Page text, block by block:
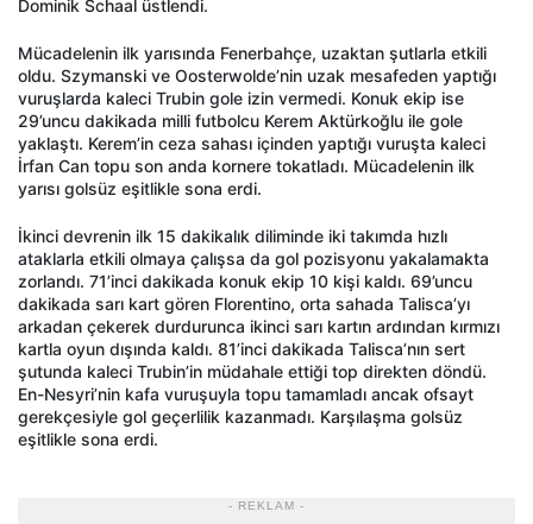
Dominik Schaal üstlendi.
Mücadelenin ilk yarısında Fenerbahçe, uzaktan şutlarla etkili
oldu. Szymanski ve Oosterwolde’nin uzak mesafeden yaptığı
vuruşlarda kaleci Trubin gole izin vermedi. Konuk ekip ise
29’uncu dakikada milli futbolcu Kerem Aktürkoğlu ile gole
yaklaştı. Kerem’in ceza sahası içinden yaptığı vuruşta kaleci
İrfan Can topu son anda kornere tokatladı. Mücadelenin ilk
yarısı golsüz eşitlikle sona erdi.
İkinci devrenin ilk 15 dakikalık diliminde iki takımda hızlı
ataklarla etkili olmaya çalışsa da gol pozisyonu yakalamakta
zorlandı. 71’inci dakikada konuk ekip 10 kişi kaldı. 69’uncu
dakikada sarı kart gören Florentino, orta sahada Talisca’yı
arkadan çekerek durdurunca ikinci sarı kartın ardından kırmızı
kartla oyun dışında kaldı. 81’inci dakikada Talisca’nın sert
şutunda kaleci Trubin’in müdahale ettiği top direkten döndü.
En-Nesyri’nin kafa vuruşuyla topu tamamladı ancak ofsayt
gerekçesiyle gol geçerlilik kazanmadı. Karşılaşma golsüz
eşitlikle sona erdi.
- REKLAM -